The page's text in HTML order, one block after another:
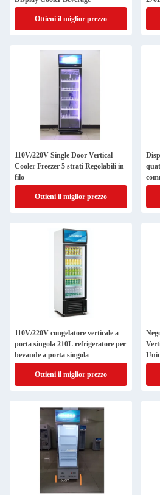
Ottieni il miglior prezzo
110V/220V Single Door Vertical
Cooler Freezer 5 strati Regolabili in
filo
Ottieni il miglior prezzo
110V/220V congelatore verticale a
porta singola 210L refrigeratore per
bevande a porta singola
Ottieni il miglior prezzo